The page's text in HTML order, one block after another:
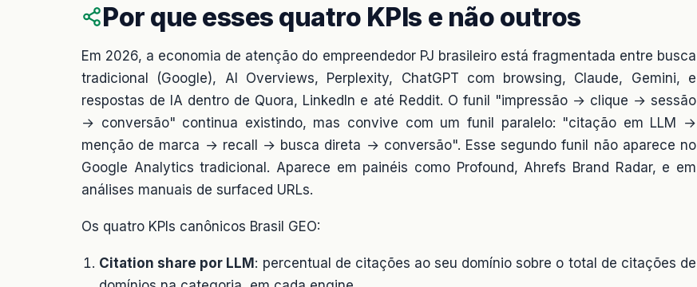
Por que esses quatro KPIs e não outros
Em 2026, a economia de atenção do empreendedor PJ brasileiro está fragmentada entre busca
tradicional (Google), AI Overviews, Perplexity, ChatGPT com browsing, Claude, Gemini, e
respostas de IA dentro de Quora, LinkedIn e até Reddit. O funil "impressão → clique → sessão
→ conversão" continua existindo, mas convive com um funil paralelo: "citação em LLM →
menção de marca → recall → busca direta → conversão". Esse segundo funil não aparece no
Google Analytics tradicional. Aparece em painéis como Profound, Ahrefs Brand Radar, e em
análises manuais de surfaced URLs.
Os quatro KPIs canônicos Brasil GEO:
Citation share por LLM: percentual de citações ao seu domínio sobre o total de citações de